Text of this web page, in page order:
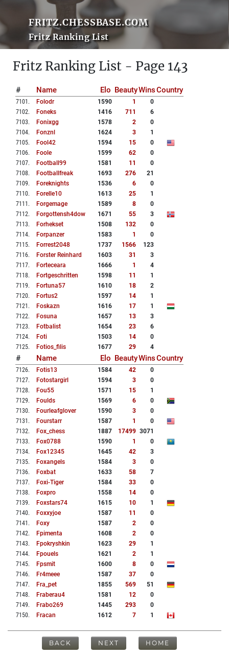
FRITZ.CHESSBASE.COM
Fritz Ranking List
Fritz Ranking List - Page 143
# Name Elo BeautyWinsCountry
7101 . Folodr 1590 1
0
7102. Foneks 1416 711
6
7103. Fonixgg 1578 2
0
7104. Fonznl 1624 3
1
7105. Fool42 1594 15
0
7106. Foole 1599 62
0
7107. Football99 1581 11
0
7108. Footballfreak 1693 276
21
7109. Foreknights 1536 6
0
7110. Forelle10 1613 25
1
7111 . Forgemage 1589 8
0
7112. Forgottensh4dow 1671 55
3
7113. Forhekset 1508 132
0
7114. Forpanzer 1583 1
0
7115. Forrest2048 1737 1566
123
7116. Forster Reinhard 1603 31
3
7117. Forteceara 1666 1
4
7118. Fortgeschritten 1598 11
1
7119. Fortuna57 1610 18
2
7120. Fortus2 1597 14
1
7121 . Foskazn 1616 17
1
7122. Fosuna 1657 13
3
7123. Fotbalist 1654 23
6
7124. Foti 1503 14
0
7125. Fotios_filis 1677 29 4
# Name Elo BeautyWinsCountry
7126. Fotis13 1584 42
0
7127. Fotostargirl 1594 3
0
7128. Fou55 1571 15
1
7129. Foulds 1569 6
0
7130. Fourleafglover 1590 3
0
7131 . Fourstarr 1587 1
0
7132. Fox_chess 1887 17499 3071
7133. Fox0788 1590 1
0
7134. Fox12345 1645 42
3
7135. Foxangels 1584 3
0
7136. Foxbat 1633 58
7
7137. Foxi-Tiger 1584 33
0
7138. Foxpro 1558 14
0
7139. Foxstars74 1615 10
1
7140. Foxxyjoe 1587 11
0
7141 . Foxy 1587 2
0
7142. Fpimenta 1608 2
0
7143. Fpokryshkin 1623 29
1
7144. Fpouels 1621 2
1
7145. Fpsmit 1600 8
0
7146. Fr4meee 1587 37
0
7147. Fra_pet 1855 569
51
7148. Fraberau4 1581 12
0
7149. Frabo269 1445 293
0
7150. Fracan 1612 7 1
BACK NEXT HOME